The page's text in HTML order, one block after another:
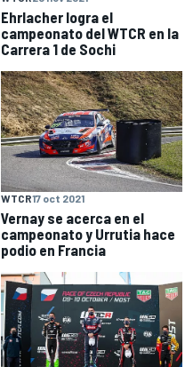
Ehrlacher logra el
campeonato del WTCR en la
Carrera 1 de Sochi
WTCR17 oct 2021
Vernay se acerca en el
campeonato y Urrutia hace
podio en Francia